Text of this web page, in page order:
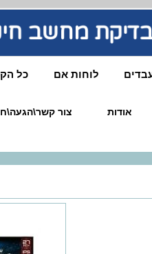
לוחות אם כל
אודות צור
- בדיקת מחשב